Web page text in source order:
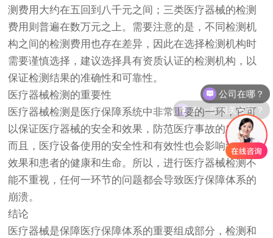
测费用大约在五回到八千元之间；三类医疗器械的检测
费用则普遍在数万元之上。需要注意的是，不同检测机
构之间的检测费用也存在差异，因此在选择检测机构时
需要谨慎选择，建议选择具有资质认证的检测机构，以
保证检测结果的准确性和可靠性。
医疗器械检测的重要性
医疗器械检测是医疗保障系统中非常重要的一环，它可
以保证医疗器械的安全和效果，防范医疗事故的发生。
而且，医疗设备使用的安全性和有效性也会影响到治疗
效果和患者的健康和生命。所以，进行医疗器械检测不
能不重视，任何一环节的问题都会导致医疗保障体系的
崩溃。
结论
医疗器械是保障医疗保障体系的重要组成部分，检测和
公司在哪？
发一些相关资料？